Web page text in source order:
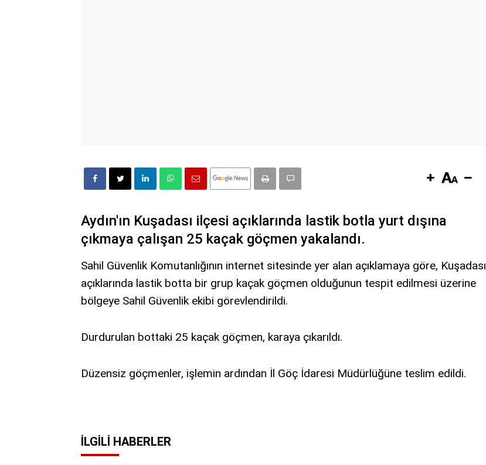
Aydın'ın Kuşadası ilçesi açıklarında lastik botla yurt dışına
çıkmaya çalışan 25 kaçak göçmen yakalandı.
Sahil Güvenlik Komutanlığının internet sitesinde yer alan açıklamaya göre, Kuşadası
açıklarında lastik botta bir grup kaçak göçmen olduğunun tespit edilmesi üzerine
bölgeye Sahil Güvenlik ekibi görevlendirildi.
Durdurulan bottaki 25 kaçak göçmen, karaya çıkarıldı.
Düzensiz göçmenler, işlemin ardından İl Göç İdaresi Müdürlüğüne teslim edildi.
İLGILI HABERLER